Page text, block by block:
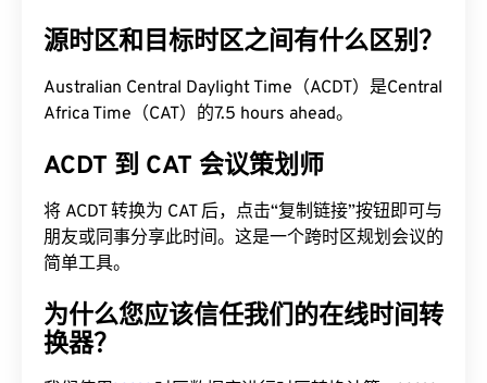
源时区和目标时区之间有什么区别？
Australian Central Daylight Time（ACDT）是Central
Africa Time（CAT）的7.5 hours ahead。
ACDT 到 CAT 会议策划师
将 ACDT 转换为 CAT 后，点击“复制链接”按钮即可与
朋友或同事分享此时间。这是一个跨时区规划会议的
简单工具。
为什么您应该信任我们的在线时间转
换器？